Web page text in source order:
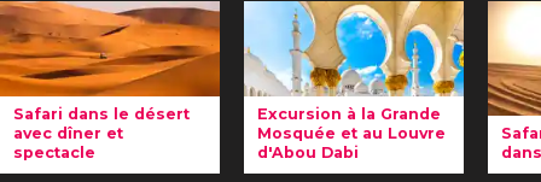
Safari dans le désert
avec dîner et
spectacle
Excursion à la Grande
Mosquée et au Louvre
d'Abou Dabi